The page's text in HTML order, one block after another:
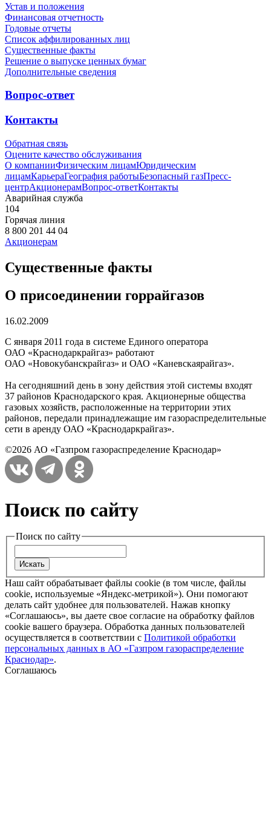
Устав и положения
Финансовая отчетность
Годовые отчеты
Список аффилированных лиц
Существенные факты
Решение о выпуске ценных бумаг
Дополнительные сведения
Вопрос-ответ
Контакты
Обратная связь
Оцените качество обслуживания
О компанииФизическим лицамЮридическим
лицамКарьераГеография работыБезопасный газПресс-
центрАкционерамВопрос-ответКонтакты
Аварийная служба
104
Горячая линия
8 800 201 44 04
Акционерам
Существенные факты
О присоединении горрайгазов
16.02.2009
С января 2011 года в системе Единого оператора
ОАО «Краснодаркрайгаз» работают
ОАО «Новокубанскрайгаз» и ОАО «Каневскаярайгаз».
На сегодняшний день в зону действия этой системы входят
37 районов Краснодарского края. Акционерные общества
газовых хозяйств, расположенные на территории этих
районов, передали принадлежащие им газораспределительные
сети в аренду ОАО «Краснодаркрайгаз».
©2026 АО «Газпром газораспределение Краснодар»
Поиск по сайту
Поиск по сайту
Наш сайт обрабатывает файлы cookie (в том числе, файлы
cookie, используемые «Яндекс-метрикой»). Они помогают
делать сайт удобнее для пользователей. Нажав кнопку
«Соглашаюсь», вы даете свое согласие на обработку файлов
cookie вашего браузера. Обработка данных пользователей
осуществляется в соответствии с Политикой обработки
персональных данных в АО «Газпром газораспределение
Краснодар».
Соглашаюсь